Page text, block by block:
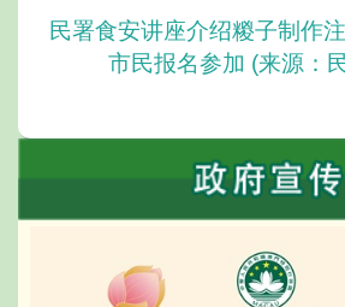
民署食安讲座介绍糉子制作
市民报名参加 (来源：